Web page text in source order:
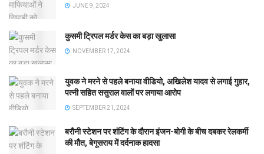
JUNE 9, 2024
कुसमी ट्रिपल मर्डर केस का बड़ा खुलासा
NOVEMBER 17, 2024
युवक ने मरने से पहले बनाया वीडियो, अखिलेश यादव से लगाई गुहार,
पत्नी सहित ससुराल वालों पर लगाया आरोप
SEPTEMBER 21, 2024
बरौनी स्टेशन पर शंटिंग के दौरान इंजन-बोगी के बीच दबकर रेलकर्मी
की मौत, बेगूसराय में दर्दनाक हादसा